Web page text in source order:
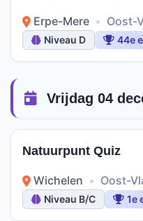
Erpe-Mere • Oost-
Niveau D 44e
Vrijdag 04
Natuurpunt Quiz
Wichelen • Oost-
Niveau B/C 1e